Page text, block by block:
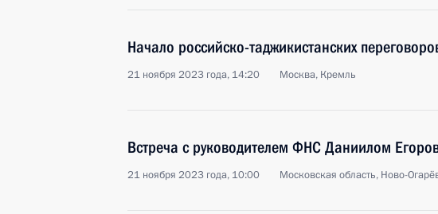
Начало российско-таджикистанских
21 ноября 2023 года, 14:20 Москва, Кремль
Встреча с руководителем ФНС Даниилом
21 ноября 2023 года, 10:00 Московская область, Ново-